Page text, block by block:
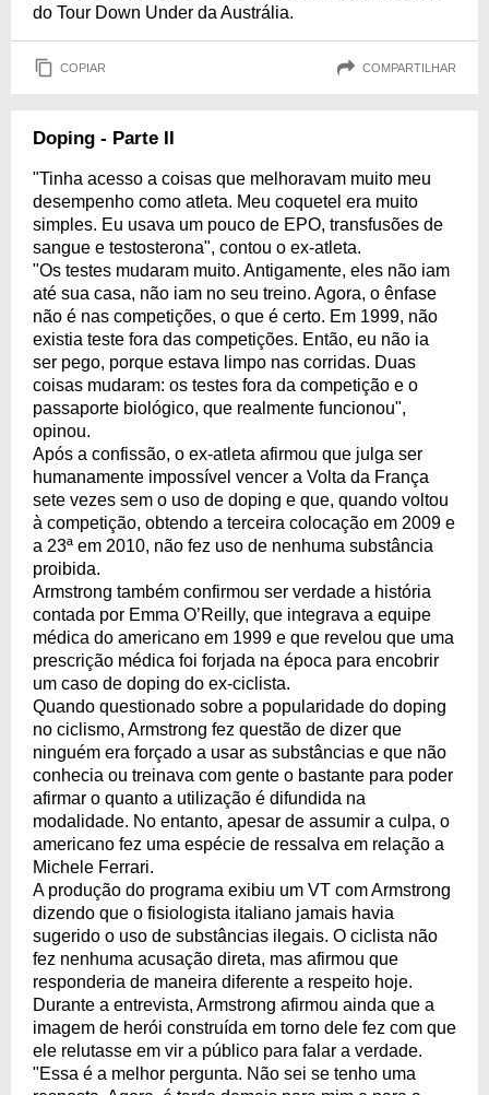
do Tour Down Under da Austrália.
COPIAR COMPARTILHAR
Doping - Parte II
"Tinha acesso a coisas que melhoravam muito meu
desempenho como atleta. Meu coquetel era muito
simples. Eu usava um pouco de EPO, transfusões de
sangue e testosterona", contou o ex-atleta.
"Os testes mudaram muito. Antigamente, eles não iam
até sua casa, não iam no seu treino. Agora, o ênfase
não é nas competições, o que é certo. Em 1999, não
existia teste fora das competições. Então, eu não ia
ser pego, porque estava limpo nas corridas. Duas
coisas mudaram: os testes fora da competição e o
passaporte biológico, que realmente funcionou",
opinou.
Após a confissão, o ex-atleta afirmou que julga ser
humanamente impossível vencer a Volta da França
sete vezes sem o uso de doping e que, quando voltou
à competição, obtendo a terceira colocação em 2009 e
a 23ª em 2010, não fez uso de nenhuma substância
proibida.
Armstrong também confirmou ser verdade a história
contada por Emma O’Reilly, que integrava a equipe
médica do americano em 1999 e que revelou que uma
prescrição médica foi forjada na época para encobrir
um caso de doping do ex-ciclista.
Quando questionado sobre a popularidade do doping
no ciclismo, Armstrong fez questão de dizer que
ninguém era forçado a usar as substâncias e que não
conhecia ou treinava com gente o bastante para poder
afirmar o quanto a utilização é difundida na
modalidade. No entanto, apesar de assumir a culpa, o
americano fez uma espécie de ressalva em relação a
Michele Ferrari.
A produção do programa exibiu um VT com Armstrong
dizendo que o fisiologista italiano jamais havia
sugerido o uso de substâncias ilegais. O ciclista não
fez nenhuma acusação direta, mas afirmou que
responderia de maneira diferente a respeito hoje.
Durante a entrevista, Armstrong afirmou ainda que a
imagem de herói construída em torno dele fez com que
ele relutasse em vir a público para falar a verdade.
"Essa é a melhor pergunta. Não sei se tenho uma